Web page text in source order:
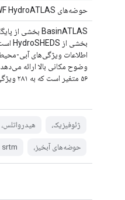
حوضه‌های WWF HydroATLAS سطح 03
اطلاعات ویژگی‌های آبی-
وضوح مکانی بالا ارائه
۵۶ متغیر است که به ۲۸۱ ویژگی تقسیم شده‌اند و ...
ژئوفیزیک، هیدرواتلس،
حوضه‌های آبخیز، srtm